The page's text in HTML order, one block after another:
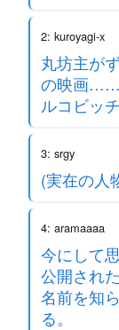
2: kuroyagi-x
丸坊主が
の映画……
ルコビッ
3: srgy
(実在の人
4: aramaaaa
今にして
公開され
名前を知
る。